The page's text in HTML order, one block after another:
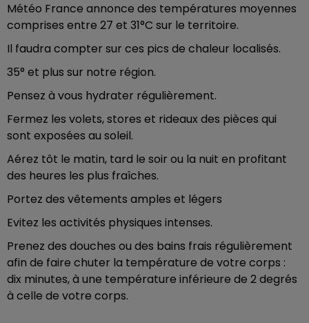
Météo France annonce des températures moyennes
comprises entre 27 et 31°C sur le territoire.
Il faudra compter sur ces pics de chaleur localisés.
35° et plus sur notre région.
Pensez à vous hydrater régulièrement.
Fermez les volets, stores et rideaux des pièces qui
sont exposées au soleil.
Aérez tôt le matin, tard le soir ou la nuit en profitant
des heures les plus fraîches.
Portez des vêtements amples et légers
Evitez les activités physiques intenses.
Prenez des douches ou des bains frais régulièrement
afin de faire chuter la température de votre corps :
dix minutes, à une température inférieure de 2 degrés
à celle de votre corps.